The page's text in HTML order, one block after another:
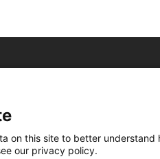
on this site to better
our privacy policy.